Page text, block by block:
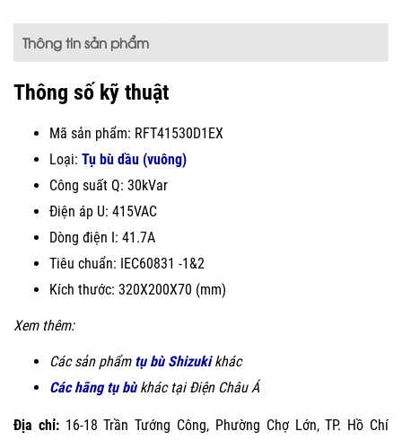
Thông tin sản phẩm
Thông số kỹ thuật
Mã sản phẩm: RFT41530D1EX
Loại: Tụ bù dầu (vuông)
Công suất Q: 30kVar
Điện áp U: 415VAC
Dòng điện I: 41.7A
Tiêu chuẩn: IEC60831 -1&2
Kích thước: 320X200X70 (mm)
Xem thêm:
Các sản phẩm tụ bù Shizukikhác
Các hãng tụ bùkhác tại Điện Châu Á
Địa chỉ:16-18 Trần Tướng Công, Phường Chợ Lớn, TP. Hồ Chí